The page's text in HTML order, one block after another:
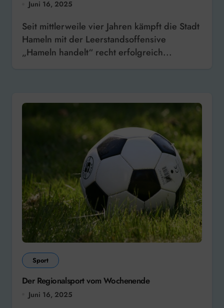
Juni 16, 2025
Seit mittlerweile vier Jahren kämpft die Stadt
Hameln mit der Leerstandsoffensive
„Hameln handelt“ recht erfolgreich...
Sport
Der Regionalsport vom Wochenende
Juni 16, 2025